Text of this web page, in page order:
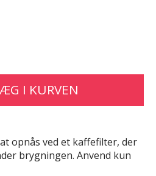
I KURVEN
opnås ved et kaffefilter, der
brygningen. Anvend kun